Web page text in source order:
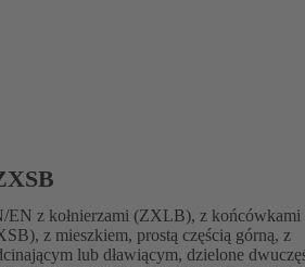
EN z kołnierzami (ZXLB), z końcówkami
z mieszkiem, prostą częścią górną, z
lub dławiącym, dzielone